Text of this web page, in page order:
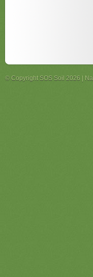
© Copyright SOS Soil 2026 |